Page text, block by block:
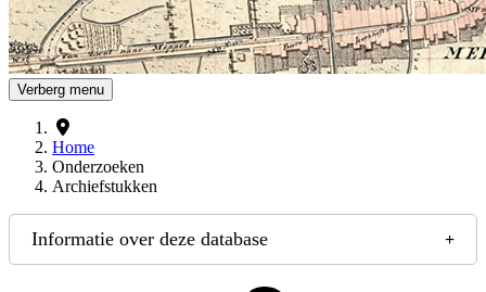
Verberg menu
Home
Onderzoeken
Archiefstukken
Informatie over deze database